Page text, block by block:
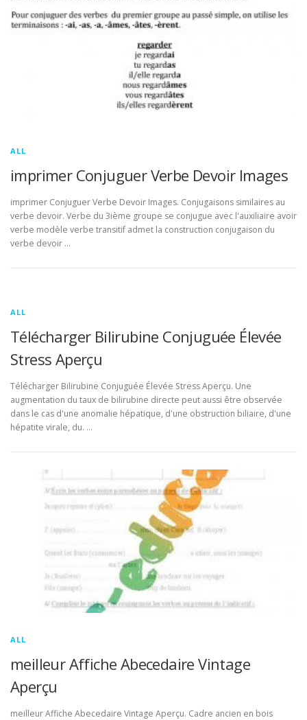
ALL
imprimer Conjuguer Verbe Devoir Images
imprimer Conjuguer Verbe Devoir Images. Conjugaisons similaires au
verbe devoir. Verbe du 3ième groupe se conjugue avec l'auxiliaire avoir
verbe modèle verbe transitif admet la construction conjugaison du
verbe devoir …
ALL
Télécharger Bilirubine Conjuguée Élevée
Stress Aperçu
Télécharger Bilirubine Conjuguée Élevée Stress Aperçu. Une
augmentation du taux de bilirubine directe peut aussi être observée
dans le cas d'une anomalie hépatique, d'une obstruction biliaire, d'une
hépatite virale, du. …
ALL
meilleur Affiche Abecedaire Vintage
Aperçu
meilleur Affiche Abecedaire Vintage Aperçu. Cadre ancien en bois